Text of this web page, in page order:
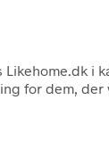
Likehome.dk i
for dem,